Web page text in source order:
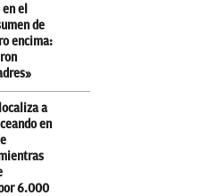
el
de
encima:
a
en
6.000